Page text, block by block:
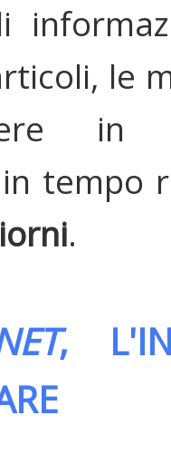
le
in
tempo
.
,